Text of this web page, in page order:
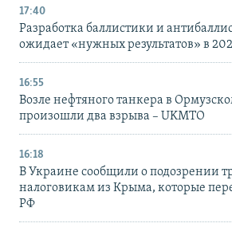
17:40
Разработка баллистики и
ожидает «нужных результатов» в
16:55
Возле нефтяного танкера в
произошли два взрыва – UKMTO
16:18
В Украине сообщили о подозрении
налоговикам из Крыма, которые
РФ